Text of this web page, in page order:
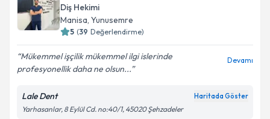
Diş Hekimi
Manisa, Yunusemre
5 (39 Değerlendirme)
Mükemmel işçilik mükemmel ilgi islerinde
profesyonellik daha ne olsun...
Devamı
Lale Dent Haritada Göster
Yarhasanlar, 8 Eylül Cd. no:40/1, 45020 Şehzadeler